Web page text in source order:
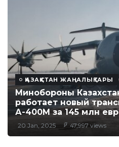
ҚАЗАҚСТАН ЖАҢАЛЫҚТАРЫ
Минобороны
работает новый
А-400М за 145 млн
20 Jan, 2025 47,997 views